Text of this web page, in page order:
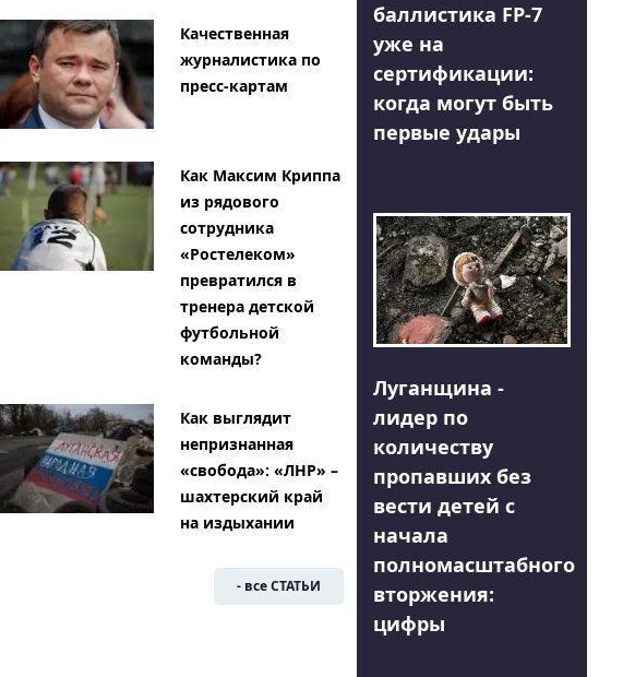
Качественная
журналистика по
пресс-картам
Как Максим Криппа
из рядового
сотрудника
«Ростелеком»
превратился в
тренера детской
футбольной
команды?
Как выглядит
непризнанная
«свобода»: «ЛНР» –
шахтерский край
на издыхании
- все СТАТЬИ
баллистика FP-7
уже на
сертификации:
когда могут быть
первые удары
Луганщина -
лидер по
количеству
пропавших без
вести детей с
начала
полномасштабного
вторжения:
цифры